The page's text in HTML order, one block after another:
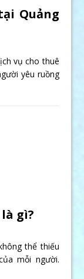
Quảng
vụ cho thuê
yêu ruồng
gì?
thể thiếu
mỗi người.